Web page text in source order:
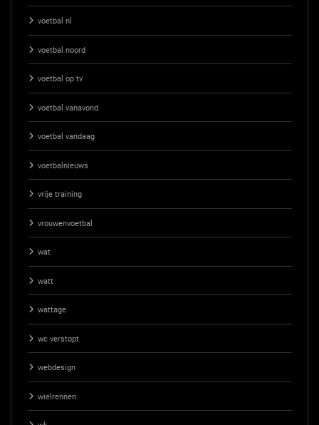
voetbal nl
voetbal noord
voetbal op tv
voetbal vanavond
voetbal vandaag
voetbalnieuws
vrije training
vrouwenvoetbal
wat
watt
wattage
wc verstopt
webdesign
wielrennen